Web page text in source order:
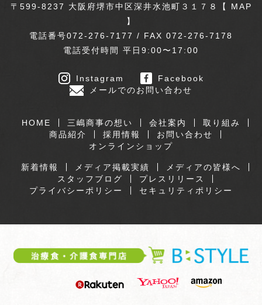
〒599-8237 大阪府堺市中区深井水池町３１７８【 MAP
】
電話番号072-276-7177 / FAX 072-276-7178
電話受付時間 平日9:00〜17:00
Instagram
Facebook
メールでのお問い合わせ
HOME 三嶋商事の想い 会社案内
取り組み
商品紹介
採用情報
お問い合わせ
オンラインショップ
新着情報 メディア掲載実績
メディアの皆様へ
スタッフブログ
プレスリリース
プライバシーポリシー
セキュリティポリシー